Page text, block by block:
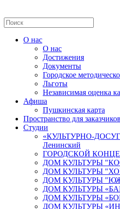
О нас
О нас
Достижения
Документы
Городское
Льготы
Независимая оценка
Афиша
Пушкинская карта
Пространство для заказчиков
Студии
«КУЛЬТУРНО-
Ленинский
ГОРОДСКОЙ
ДОМ КУЛЬТУРЫ
ДОМ КУЛЬТУРЫ
ДОМ КУЛЬТУРЫ
ДОМ КУЛЬТУРЫ
ДОМ КУЛЬТУРЫ
ДОМ КУЛЬТУРЫ